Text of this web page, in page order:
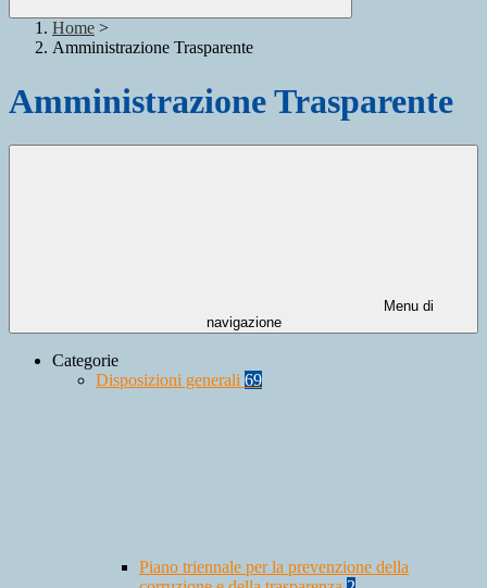
Home >
Amministrazione Trasparente
Amministrazione Trasparente
Menu di
navigazione
Categorie
Disposizioni generali 69
Piano triennale per la prevenzione della